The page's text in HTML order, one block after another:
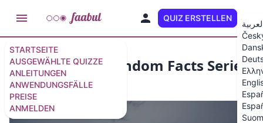
STARTSEITE
AUSGEWÄHLTE QUIZZE
ANLEITUNGEN
ANWENDUNGSFÄLLE
PREISE
ANMELDEN
QUIZ ERSTELLEN
Estonia Quiz (Random Facts Series)
10 Fragen / 16 Folien